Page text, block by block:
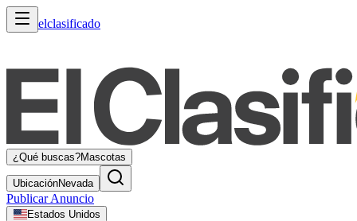
elclasificado
¿Qué buscas?Mascotas
UbicaciónNevada
Publicar Anuncio
Estados Unidos